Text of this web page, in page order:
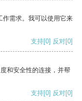
作需求。我可以使用它来
支持[0] 反对[0]
和安全性的连接，并帮
支持[0] 反对[0]